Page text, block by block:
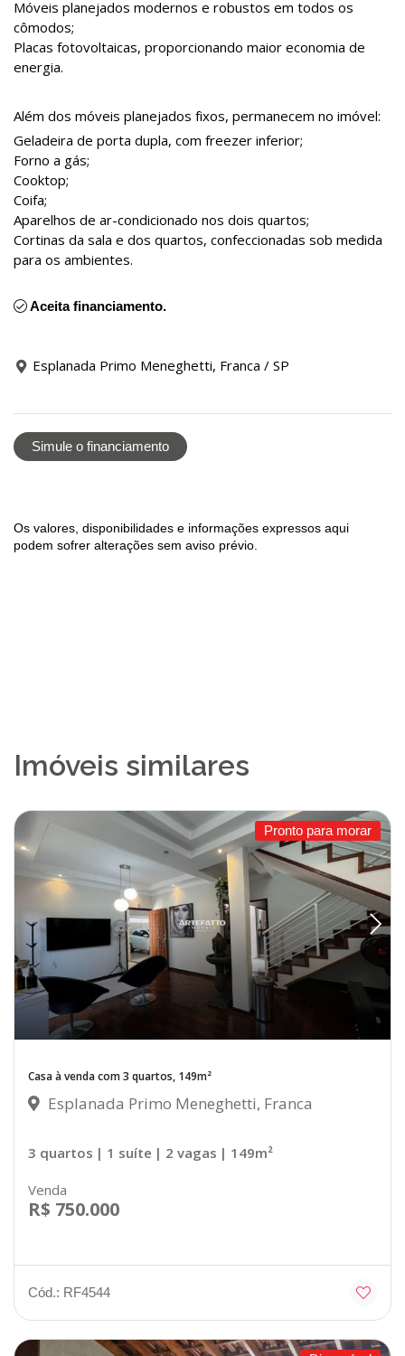
Móveis planejados modernos e robustos em todos os
cômodos;
Placas fotovoltaicas, proporcionando maior economia de
energia.
Além dos móveis planejados fixos, permanecem no imóvel:
Geladeira de porta dupla, com freezer inferior;
Forno a gás;
Cooktop;
Coifa;
Aparelhos de ar-condicionado nos dois quartos;
Cortinas da sala e dos quartos, confeccionadas sob medida
para os ambientes.
Aceita financiamento.
Esplanada Primo Meneghetti, Franca / SP
Simule o financiamento
Os valores, disponibilidades e informações expressos aqui
podem sofrer alterações sem aviso prévio.
Imóveis similares
Pronto para morar
Casa à venda com 3 quartos, 149m²
Esplanada Primo Meneghetti, Franca
3 quartos | 1 suíte | 2 vagas | 149m²
Venda
R$ 750.000
Cód.: RF4544